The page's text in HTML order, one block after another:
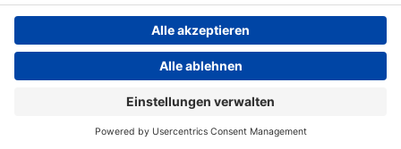
einstellungen
Persönliche Datenkontrolle
ANTENNE BAYERN Live